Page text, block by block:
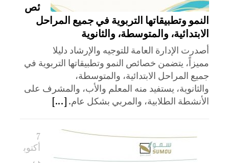
ئص
النمو وتطبيقاتها التربوية في جميع المراحل
الابتدائية، والمتوسطة، والثانوية
أصدرت الإدارة العامة للتوجيه والإرشاد دليلا
مميزاً، يتضمن خصائص النمو وتطبيقاتها التربوية في
جميع المراحل الابتدائية، والمتوسطة،
والثانوية، يستفيد منه المعلم والأب، والمشرف على
الأنشطة الطلابية، والمربي بشكل عام. [...]
7
أكتوب